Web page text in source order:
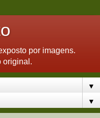
por imagens.
original.
▼
▼